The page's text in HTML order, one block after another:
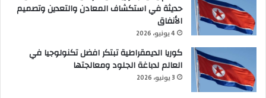
حديثة في استكشاف المعادن والتعدين وتصميم
الأنفاق
4 يونيو، 2026
كوريا الديمقراطية تبتكر افضل تكنولوجيا في
العالم لدباغة الجلود ومعالجتها
3 يونيو، 2026